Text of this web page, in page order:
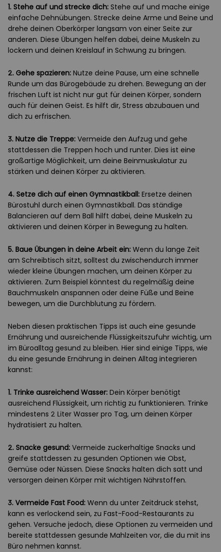
1. Stehe auf und strecke dich: Stehe auf und mache einige
einfache Dehnübungen. Strecke deine Arme und Beine und
drehe deinen Oberkörper langsam von einer Seite zur
anderen. Diese Übungen helfen dabei, deine Muskeln zu
lockern und deinen Kreislauf in Schwung zu bringen.
2. Gehe spazieren: Nutze deine Pause, um eine schnelle
Runde um das Bürogebäude zu drehen. Bewegung an der
frischen Luft ist nicht nur gut für deinen Körper, sondern
auch für deinen Geist. Es hilft dir, Stress abzubauen und
dich zu erfrischen.
3. Nutze die Treppe: Vermeide den Aufzug und gehe
stattdessen die Treppen hoch und runter. Dies ist eine
großartige Möglichkeit, um deine Beinmuskulatur zu
stärken und deinen Körper zu aktivieren.
4. Setze dich auf einen Gymnastikball: Ersetze deinen
Bürostuhl durch einen Gymnastikball. Das ständige
Balancieren auf dem Ball hilft dabei, deine Muskeln zu
aktivieren und deinen Körper in Bewegung zu halten.
5. Baue Übungen in deine Arbeit ein: Wenn du lange Zeit
am Schreibtisch sitzt, solltest du zwischendurch immer
wieder kleine Übungen machen, um deinen Körper zu
aktivieren. Zum Beispiel könntest du regelmäßig deine
Bauchmuskeln anspannen oder deine Füße und Beine
bewegen, um die Durchblutung zu fördern.
Neben diesen praktischen Tipps ist auch eine gesunde
Ernährung und ausreichende Flüssigkeitszufuhr wichtig, um
im Büroalltag gesund zu bleiben. Hier sind einige Tipps, wie
du eine gesunde Ernährung in deinen Alltag integrieren
kannst:
1. Trinke ausreichend Wasser: Dein Körper benötigt
ausreichend Flüssigkeit, um richtig zu funktionieren. Trinke
mindestens 2 Liter Wasser pro Tag, um deinen Körper
hydratisiert zu halten.
2. Snacke gesund: Vermeide zuckerhaltige Snacks und
greife stattdessen zu gesunden Optionen wie Obst,
Gemüse oder Nüssen. Diese Snacks halten dich satt und
versorgen deinen Körper mit wichtigen Nährstoffen.
3. Vermeide Fast Food: Wenn du unter Zeitdruck stehst,
kann es verlockend sein, zu Fast-Food-Restaurants zu
gehen. Versuche jedoch, diese Optionen zu vermeiden und
bereite stattdessen gesunde Mahlzeiten vor, die du mit ins
Büro nehmen kannst.